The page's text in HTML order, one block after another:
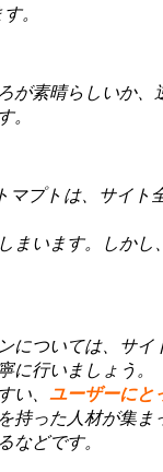
。
が素晴らしいか
。
プトは、サイ
います。しか
ついては、サ
に行いましょう。
い、 ユーザーにと
った人材が集
などです。